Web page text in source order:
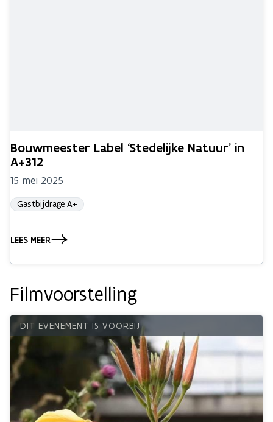
Bouwmeester Label ‘Stedelijke Natuur’ in
A+312
15 mei 2025
Gastbijdrage A+
LEES MEER
Filmvoorstelling